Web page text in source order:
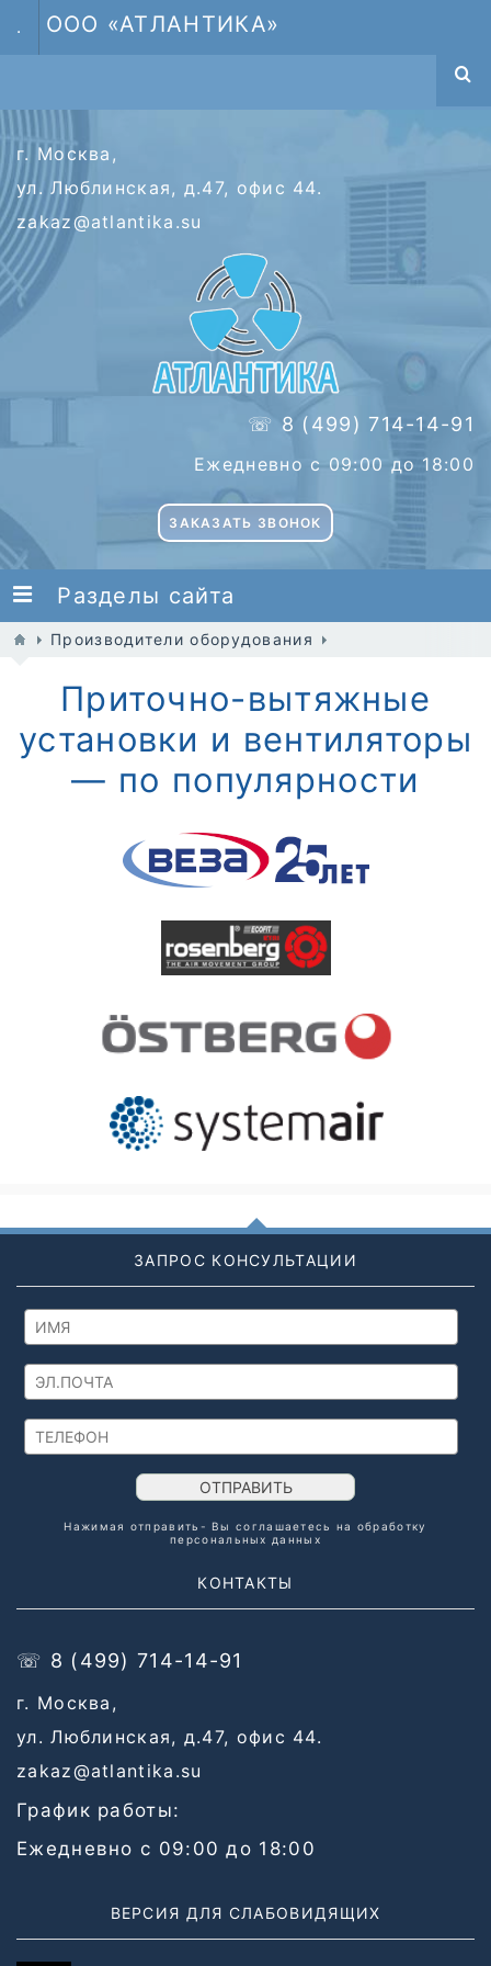
. ООО «АТЛАНТИКА»
г. Москва,
ул. Люблинская, д.47, офис 44.
zakaz@atlantika.su
☏ 8 (499) 714-14-91
Ежедневно с 09:00 до 18:00
ЗАКАЗАТЬ ЗВОНОК
Разделы сайта
Производители оборудования
Приточно-вытяжные
установки и вентиляторы
— по популярности
ЗАПРОС КОНСУЛЬТАЦИИ
ОТПРАВИТЬ
Нажимая отправить- Вы соглашаетесь на обработку
персональных данных
КОНТАКТЫ
☏ 8 (499) 714-14-91
г. Москва,
ул. Люблинская, д.47, офис 44.
zakaz@atlantika.su
График работы:
Ежедневно с 09:00 до 18:00
ВЕРСИЯ ДЛЯ СЛАБОВИДЯЩИХ